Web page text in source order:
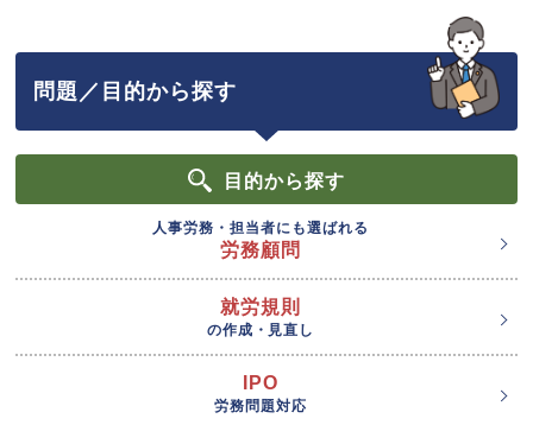
問題／目的から探す
目的から探す
人事労務・担当者にも選ばれる
労務顧問
就労規則
の作成・見直し
IPO
労務問題対応